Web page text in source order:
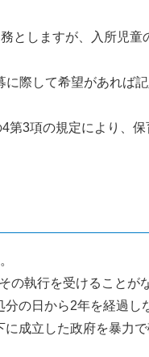
としますが、入所児童
際して希望があれば
第3項の規定により、
執行を受けることが
の日から2年を経過し
成立した政府を暴力